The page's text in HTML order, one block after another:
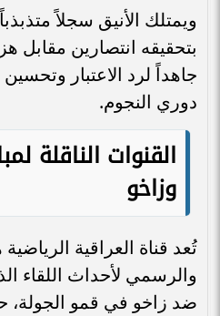
ويمتلك الأنيق سجلاً
بتحقيقه انتصارين مقابل
جاهداً لرد الاعتبار
دوري النجوم.
القنوات الناقلة
وزاخو
تُعد قناة العراقية
والرسمي لأحداث اللقاء
ضد زاخو في قمو